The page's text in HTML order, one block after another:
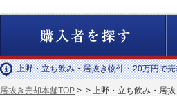
上野・立ち飲み・居抜き物件・20万円で
居抜き売却本舗TOP > > 上野・立ち飲み・居